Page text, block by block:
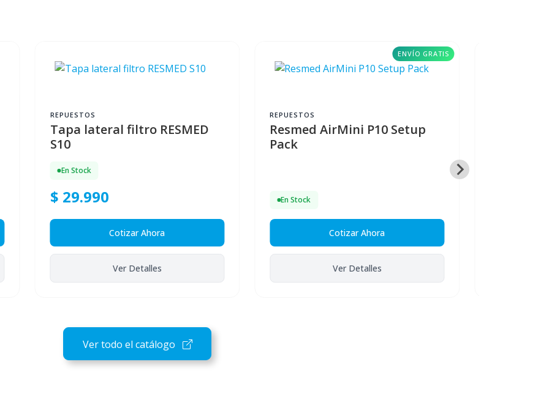
REPUESTOS
Tapa lateral filtro RESMED
S10
En Stock
$ 29.990
Cotizar Ahora
Ver Detalles
ENVÍO GRATIS
REPUESTOS
Resmed AirMini P10 Setup
Pack
En Stock
Cotizar Ahora
Ver Detalles
Ver todo el catálogo